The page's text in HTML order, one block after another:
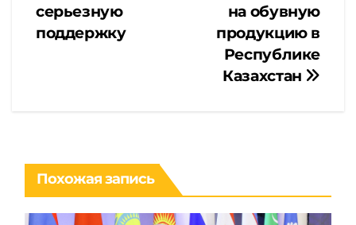
на обувную
продукцию в
Республике
Казахстан
серьезную
поддержку
Похожая запись